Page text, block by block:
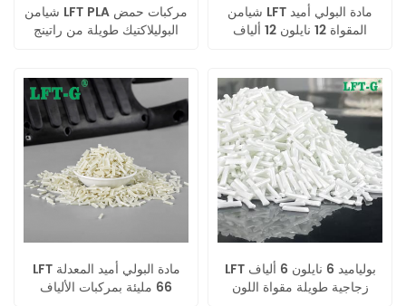
شيامن LFT PLA مركبات حمض
البوليلاكتيك طويلة من راتينج
شيامن LFT مادة البولي أميد
المقواة 12 نايلون 12 ألياف
LFT مادة البولي أميد المعدلة
66 مليئة بمركبات الألياف
LFT بولياميد 6 نايلون 6 ألياف
زجاجية طويلة مقواة اللون